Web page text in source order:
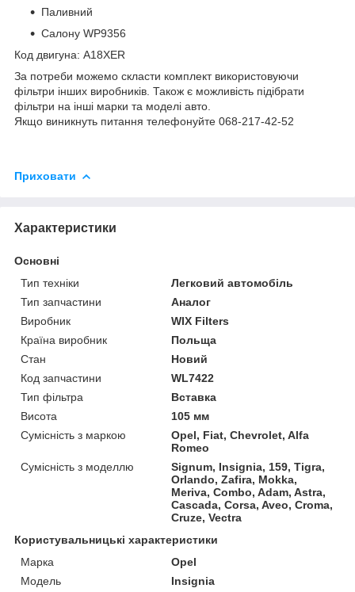
Паливний
Салону WP9356
Код двигуна: A18XER
За потреби можемо скласти комплект використовуючи
фільтри інших виробників. Також є можливість підібрати
фільтри на інші марки та моделі авто.
Якщо виникнуть питання телефонуйте 068-217-42-52
Приховати
Характеристики
Основні
Тип техніки
Легковий автомобіль
Тип запчастини
Аналог
Виробник
WIX Filters
Країна виробник
Польща
Стан
Новий
Код запчастини
WL7422
Тип фільтра
Вставка
Висота
105 мм
Сумісність з маркою
Opel, Fiat, Chevrolet, Alfa
Romeo
Сумісність з моделлю
Signum, Insignia, 159, Tigra,
Orlando, Zafira, Mokka,
Meriva, Combo, Adam, Astra,
Cascada, Corsa, Aveo, Croma,
Cruze, Vectra
Користувальницькі характеристики
Марка
Opel
Модель
Insignia